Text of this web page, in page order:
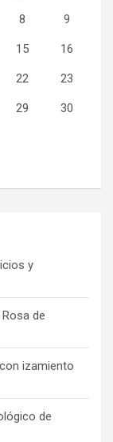
8 9
15 16
22 23
29 30
y
de
izamiento
de